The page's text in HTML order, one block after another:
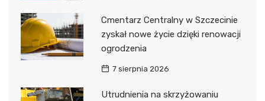
Cmentarz Centralny w Szczecinie
zyskał nowe życie dzięki renowacji
ogrodzenia
7 sierpnia 2026
Utrudnienia na skrzyżowaniu